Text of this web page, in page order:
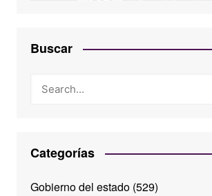
Buscar
Categorías
Gobierno del estado(529)